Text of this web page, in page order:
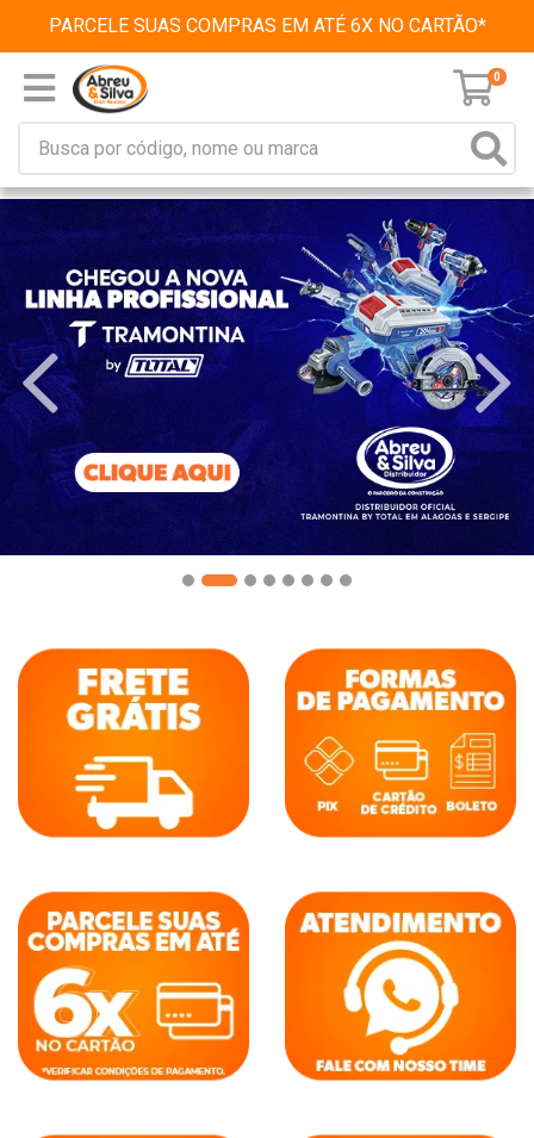
PARCELE SUAS COMPRAS EM ATÉ 6X NO CARTÃO*
0